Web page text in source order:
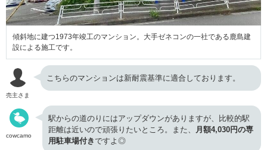
傾斜地に建つ1973年竣工のマンション。大手ゼネコンの一社である鹿島建
設による施工です。
売主さま
こちらのマンションは新耐震基準に適合しております。
cowcamo
駅からの道のりにはアップダウンがありますが、比較的駅
距離は近いので頑張りたいところ。また、
月額4,030円の専
用駐車場付きですよ◎